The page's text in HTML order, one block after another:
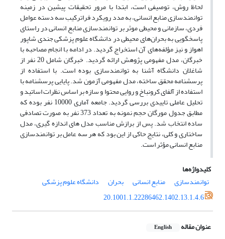
لحاظ روش، توصیفی است، ابتدا با مرور تحقیقات پیشین در زمینه
توانمندسازی منابع انسانی، به مدد رویکرد فراترکیب سه دسته عوامل
فردی، سازمانی و محیطی موثر بر توانمندسازی منابع انسانی در راستای
پاسخگویی به بحران‌های محیطی در دانشگاه علوم پزشکی جندی شاپور
اهواز و نیز مؤلفه‌های آن استخراج گردید. در ادامه با انجام مصاحبه با
خبرگان، مدل مفهومی پژوهش ارائه گردید. خبرگان شامل 20 نفر از
شاغلان دانشگاه آشنا به توانمندسازی بوده است. با استفاده از
پرسشنامه محقق ساخته، مدل مفهومی آزمون شد. پایایی پرسشنامه با
استفاده از آلفای کرونباخ و روایی محتوا و سازه بر اساس نظرات اساتید و
تحلیل عاملی تاییدی بررسی گردید. جامعه آماری 10000 نفر بوده که
مطابق جدول مورگان حجم نمونه به تعداد 373 نفر به صورت تصادفی
ساده انتخاب شد. پس از برازش مناسب مدل های اندازه گیری، مدل
ساختاری و کلی، نتایج حاکی از این بود که هر سه عامل بر توانمندسازی
منابع انسانی مؤثر است.
کلیدواژه‌ها
توانمندسازی
منابع انسانی بحران
دانشگاه علوم پزشکی
20.1001.1.22286462.1402.13.1.4.6
عنوان مقاله English